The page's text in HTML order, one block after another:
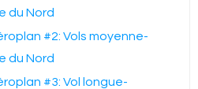
du Nord
#2: Vols moyenne-
du Nord
#3: Vol longue-